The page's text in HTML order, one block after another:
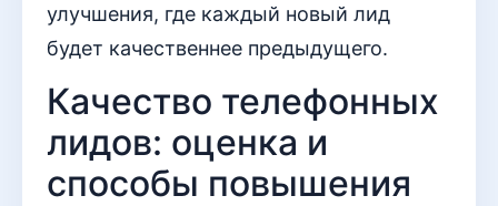
улучшения, где каждый новый лид
будет качественнее предыдущего.
Качество телефонных
лидов: оценка и
способы повышения